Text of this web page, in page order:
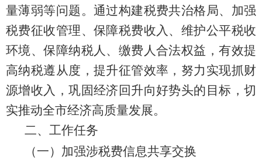
量薄弱等问题。通过构建税费共治格局、加强
税费征收管理、保障税费收入、维护公平税收
环境、保障纳税人、缴费人合法权益，有效提
高纳税遵从度，提升征管效率，努力实现抓财
源增收入，巩固经济回升向好势头的目标 ，切
实推动全市经济高质量发展。
二、工作任务
（一）加强涉税费信息共享交换